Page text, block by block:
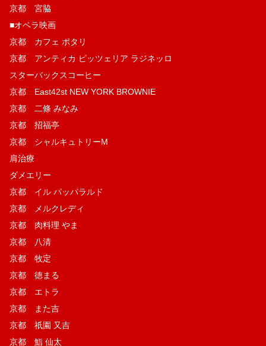
京都 宮脇
■オペラ映画
京都 カフェ ポタリ
京都 アンティカ ピッツェリア ラジネッロ
スターバックスコーヒー
京都 East42st NEW YORK BROWNIE
京都 二條 みなみ
京都 招福亭
京都 シャルキュトリーM
肩治療
ダメエリー
京都 イル パッパラルド
京都 メルクレディ
京都 肉料理 やま
京都 八清
京都 牧定
京都 徳まる
京都 エトラ
京都 また吉
京都 祇園 又吉
京都 鮨 仙太